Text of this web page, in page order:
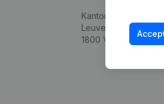
Kantorenpark Everest
Leuvensesteenweg
1800 Vilvoorde